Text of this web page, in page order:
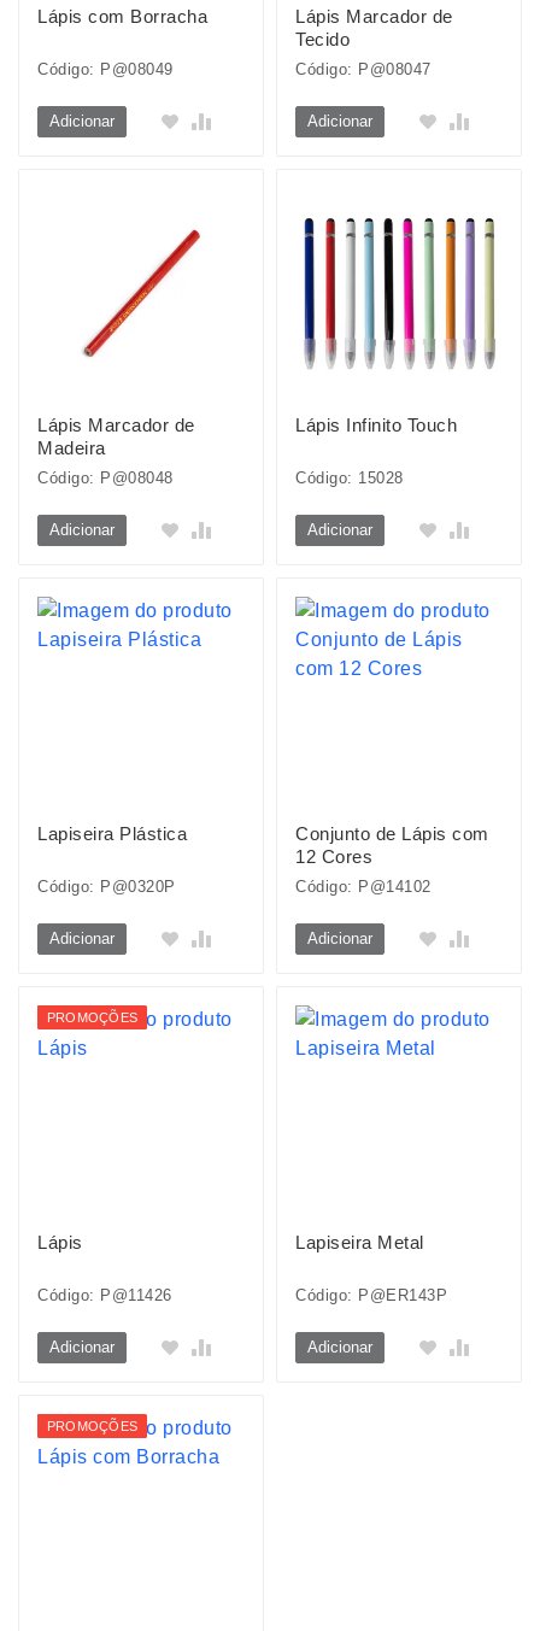
Lápis com Borracha
Código: P@08049
Adicionar
Lápis Marcador de
Tecido
Código: P@08047
Adicionar
Lápis Marcador de
Madeira
Código: P@08048
Adicionar
Lápis Infinito Touch
Código: 15028
Adicionar
Lapiseira Plástica
Código: P@0320P
Adicionar
Conjunto de Lápis com
12 Cores
Código: P@14102
Adicionar
PROMOÇÕES
Lápis
Código: P@11426
Adicionar
Lapiseira Metal
Código: P@ER143P
Adicionar
PROMOÇÕES